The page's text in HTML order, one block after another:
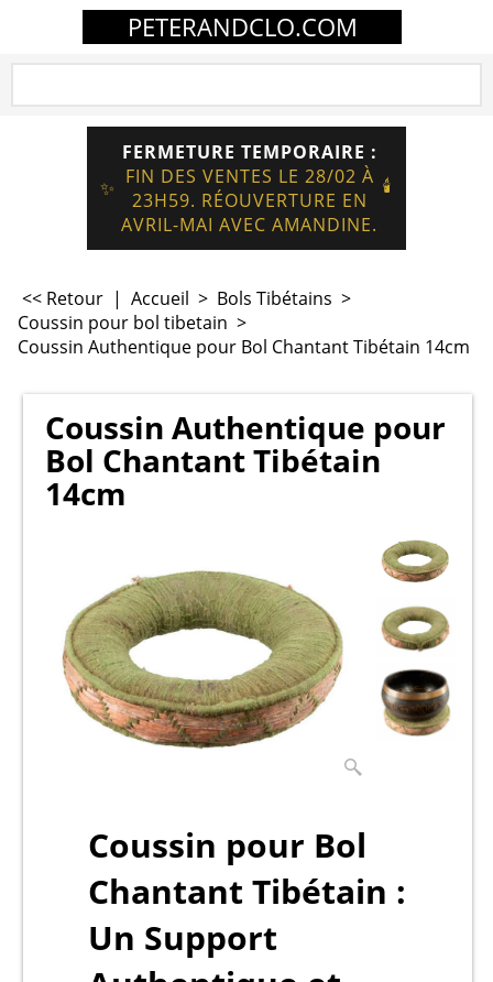
PETERANDCLO.COM
✨
FERMETURE TEMPORAIRE :
FIN DES VENTES LE 28/02 À
23H59. RÉOUVERTURE EN
AVRIL-MAI AVEC AMANDINE.
🕯️
<< Retour | Accueil > Bols Tibétains >
Coussin pour bol tibetain >
Coussin Authentique pour Bol Chantant Tibétain 14cm
Coussin Authentique pour
Bol Chantant Tibétain
14cm
Coussin pour Bol
Chantant Tibétain :
Un Support